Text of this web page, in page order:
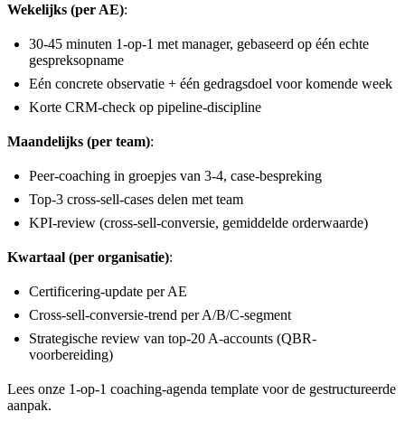
Wekelijks (per AE):
30-45 minuten 1-op-1 met manager, gebaseerd op één echte
gespreksopname
Eén concrete observatie + één gedragsdoel voor komende week
Korte CRM-check op pipeline-discipline
Maandelijks (per team):
Peer-coaching in groepjes van 3-4, case-bespreking
Top-3 cross-sell-cases delen met team
KPI-review (cross-sell-conversie, gemiddelde orderwaarde)
Kwartaal (per organisatie):
Certificering-update per AE
Cross-sell-conversie-trend per A/B/C-segment
Strategische review van top-20 A-accounts (QBR-
voorbereiding)
Lees onze 1-op-1 coaching-agenda template voor de gestructureerde
aanpak.